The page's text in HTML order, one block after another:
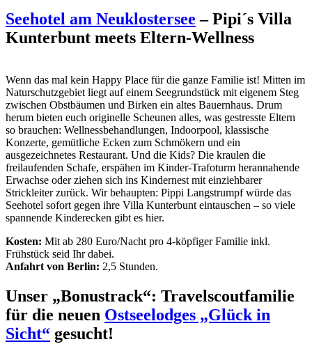
Seehotel am Neuklostersee – Pipi´s Villa
Kunterbunt meets Eltern-Wellness
Wenn das mal kein Happy Place für die ganze Familie ist! Mitten im
Naturschutzgebiet liegt auf einem Seegrundstück mit eigenem Steg
zwischen Obstbäumen und Birken ein altes Bauernhaus. Drum
herum bieten euch originelle Scheunen alles, was gestresste Eltern
so brauchen: Wellnessbehandlungen, Indoorpool, klassische
Konzerte, gemütliche Ecken zum Schmökern und ein
ausgezeichnetes Restaurant. Und die Kids? Die kraulen die
freilaufenden Schafe, erspähen im Kinder-Trafoturm herannahende
Erwachse oder ziehen sich ins Kindernest mit einziehbarer
Strickleiter zurück. Wir behaupten: Pippi Langstrumpf würde das
Seehotel sofort gegen ihre Villa Kunterbunt eintauschen – so viele
spannende Kinderecken gibt es hier.
Kosten: Mit ab 280 Euro/Nacht pro 4-köpfiger Familie inkl.
Frühstück seid Ihr dabei.
Anfahrt von Berlin: 2,5 Stunden.
Unser „Bonustrack“: Travelscoutfamilie
für die neuen Ostseelodges „Glück in
Sicht“ gesucht!